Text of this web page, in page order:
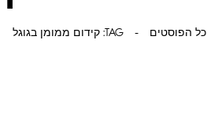
כל הפוסטים TAG: קידום ממומן בגוגל